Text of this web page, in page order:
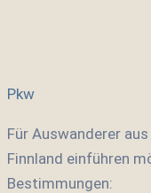
Pkw
Für Auswanderer
Finnland einführen
Bestimmungen: